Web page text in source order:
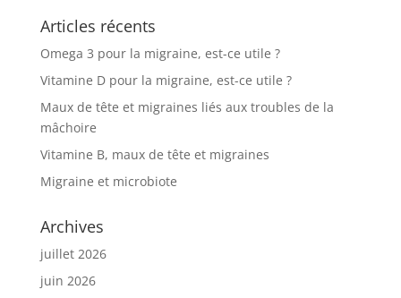
Articles récents
Omega 3 pour la migraine, est-ce utile ?
Vitamine D pour la migraine, est-ce utile ?
Maux de tête et migraines liés aux troubles de la
mâchoire
Vitamine B, maux de tête et migraines
Migraine et microbiote
Archives
juillet 2026
juin 2026